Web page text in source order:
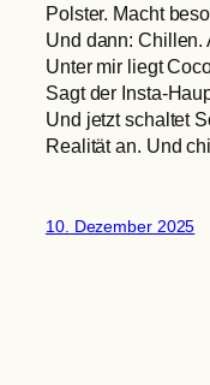
Polster. Macht
Und dann: Chillen.
Unter mir liegt
Sagt der Insta-
Und jetzt schaltet
Realität an. Und
10. Dezember 2025